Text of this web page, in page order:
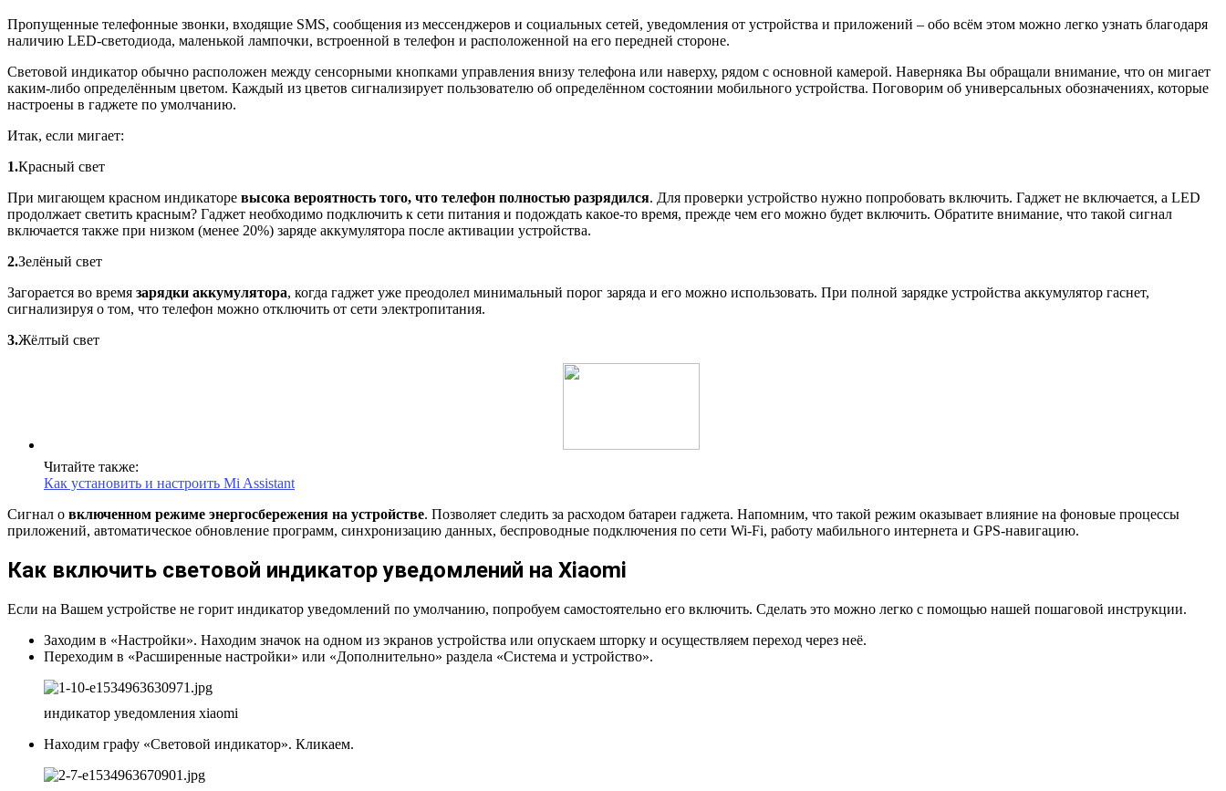
Пропущенные телефонные звонки, входящие SMS, сообщения из мессенджеров и социальных сетей, уведомления от устройства и приложений – обо всём этом можно легко узнать благодаря
наличию LED-светодиода, маленькой лампочки, встроенной в телефон и расположенной на его передней стороне.
Световой индикатор обычно расположен между сенсорными кнопками управления внизу телефона или наверху, рядом с основной камерой. Наверняка Вы обращали внимание, что он мигает
каким-либо определённым цветом. Каждый из цветов сигнализирует пользователю об определённом состоянии мобильного устройства. Поговорим об универсальных обозначениях, которые
настроены в гаджете по умолчанию.
Итак, если мигает:
1.Красный свет
При мигающем красном индикаторе высока вероятность того, что телефон полностью разрядился. Для проверки устройство нужно попробовать включить. Гаджет не включается, а LED
продолжает светить красным? Гаджет необходимо подключить к сети питания и подождать какое-то время, прежде чем его можно будет включить. Обратите внимание, что такой сигнал
включается также при низком (менее 20%) заряде аккумулятора после активации устройства.
2.Зелёный свет
Загорается во время зарядки аккумулятора, когда гаджет уже преодолел минимальный порог заряда и его можно использовать. При полной зарядке устройства аккумулятор гаснет,
сигнализируя о том, что телефон можно отключить от сети электропитания.
3.Жёлтый свет
Читайте также:
Как установить и настроить Mi Assistant
Сигнал о включенном режиме энергосбережения на устройстве. Позволяет следить за расходом батареи гаджета. Напомним, что такой режим оказывает влияние на фоновые процессы
приложений, автоматическое обновление программ, синхронизацию данных, беспроводные подключения по сети Wi-Fi, работу мабильного интернета и GPS-навигацию.
Как включить световой индикатор уведомлений на Xiaomi
Если на Вашем устройстве не горит индикатор уведомлений по умолчанию, попробуем самостоятельно его включить. Сделать это можно легко с помощью нашей пошаговой инструкции.
Заходим в «Настройки». Находим значок на одном из экранов устройства или опускаем шторку и осуществляем переход через неё.
Переходим в «Расширенные настройки» или «Дополнительно» раздела «Система и устройство».
индикатор уведомления xiaomi
Находим графу «Световой индикатор». Кликаем.